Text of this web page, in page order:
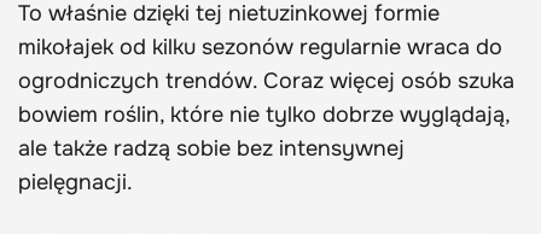
To właśnie dzięki tej nietuzinkowej formie
mikołajek od kilku sezonów regularnie wraca do
ogrodniczych trendów. Coraz więcej osób szuka
bowiem roślin, które nie tylko dobrze wyglądają,
ale także radzą sobie bez intensywnej
pielęgnacji.